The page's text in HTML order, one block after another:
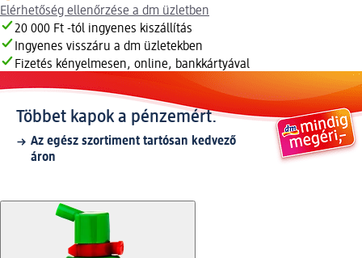
Elérhetőség ellenőrzése a dm üzletben
20 000 Ft -tól ingyenes kiszállítás
Ingyenes visszáru a dm üzletekben
Fizetés kényelmesen, online, bankkártyával
Többet kapok a pénzemért.
Az egész szortiment tartósan kedvező
áron